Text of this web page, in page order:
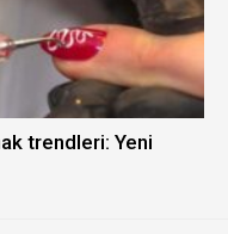
trendleri: Yeni